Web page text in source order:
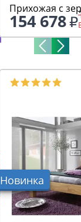
Прихожая с
154 678
Новинка